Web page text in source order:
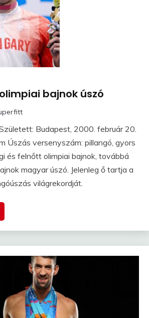
bajnok úszó
Budapest, 2000. február 20.
Úszás versenyszám: pillangó, gyors
és felnőtt olimpiai bajnok, továbbá
magyar úszó. Jelenleg ő tartja a
világrekordját.